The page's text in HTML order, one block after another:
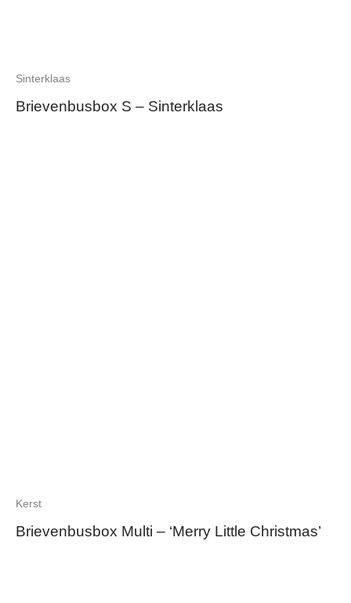
Sinterklaas
Brievenbusbox S – Sinterklaas
Kerst
Brievenbusbox Multi – ‘Merry Little Christmas’